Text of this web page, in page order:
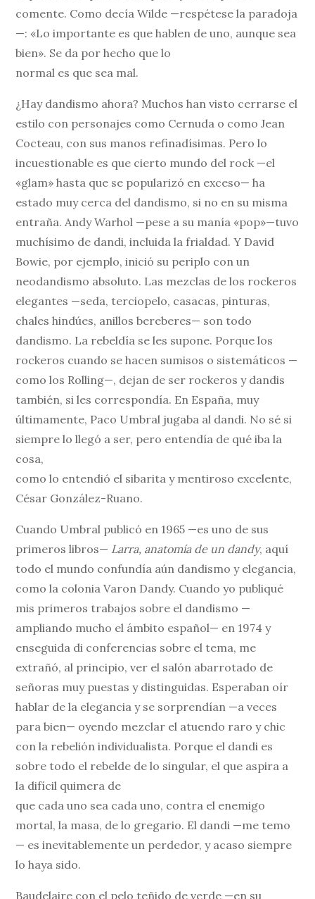
comente. Como decía Wilde —respétese la paradoja
—: «Lo importante es que hablen de uno, aunque sea
bien». Se da por hecho que lo
normal es que sea mal.
¿Hay dandismo ahora? Muchos han visto cerrarse el
estilo con personajes como Cernuda o como Jean
Cocteau, con sus manos refinadísimas. Pero lo
incuestionable es que cierto mundo del rock —el
«glam» hasta que se popularizó en exceso— ha
estado muy cerca del dandismo, si no en su misma
entraña. Andy Warhol —pese a su manía «pop»—tuvo
muchísimo de dandi, incluida la frialdad. Y David
Bowie, por ejemplo, inició su periplo con un
neodandismo absoluto. Las mezclas de los rockeros
elegantes —seda, terciopelo, casacas, pinturas,
chales hindúes, anillos bereberes— son todo
dandismo. La rebeldía se les supone. Porque los
rockeros cuando se hacen sumisos o sistemáticos —
como los Rolling—, dejan de ser rockeros y dandis
también, si les correspondía. En España, muy
últimamente, Paco Umbral jugaba al dandi. No sé si
siempre lo llegó a ser, pero entendía de qué iba la
cosa,
como lo entendió el sibarita y mentiroso excelente,
César González-Ruano.
Cuando Umbral publicó en 1965 —es uno de sus
primeros libros— Larra, anatomía de un dandy, aquí
todo el mundo confundía aún dandismo y elegancia,
como la colonia Varon Dandy. Cuando yo publiqué
mis primeros trabajos sobre el dandismo —
ampliando mucho el ámbito español— en 1974 y
enseguida di conferencias sobre el tema, me
extrañó, al principio, ver el salón abarrotado de
señoras muy puestas y distinguidas. Esperaban oír
hablar de la elegancia y se sorprendían —a veces
para bien— oyendo mezclar el atuendo raro y chic
con la rebelión individualista. Porque el dandi es
sobre todo el rebelde de lo singular, el que aspira a
la difícil quimera de
que cada uno sea cada uno, contra el enemigo
mortal, la masa, de lo gregario. El dandi —me temo
— es inevitablemente un perdedor, y acaso siempre
lo haya sido.
Baudelaire con el pelo teñido de verde —en su